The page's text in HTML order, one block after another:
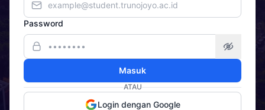
Password
Masuk
ATAU
Login dengan Google